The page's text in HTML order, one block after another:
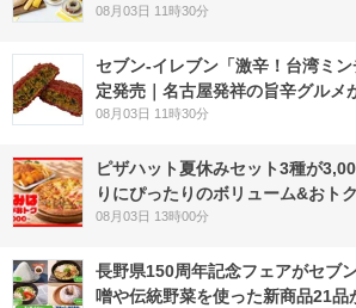
08月03日 11時30分
セブン-イレブン「激辛！台湾ミ
定発売｜名古屋発祥の旨辛グルメ
08月03日 11時30分
ピザハット夏休みセット3種が
りにぴったりのボリューム&おト
08月03日 13時00分
長野県150周年記念フェアがセブ
噌や伝統野菜を使った新商品21品